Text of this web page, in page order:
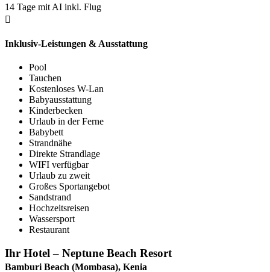
14 Tage mit AI inkl. Flug
Inklusiv-Leistungen & Ausstattung
Pool
Tauchen
Kostenloses W-Lan
Babyausstattung
Kinderbecken
Urlaub in der Ferne
Babybett
Strandnähe
Direkte Strandlage
WIFI verfügbar
Urlaub zu zweit
Großes Sportangebot
Sandstrand
Hochzeitsreisen
Wassersport
Restaurant
Ihr Hotel – Neptune Beach Resort
Bamburi Beach (Mombasa), Kenia